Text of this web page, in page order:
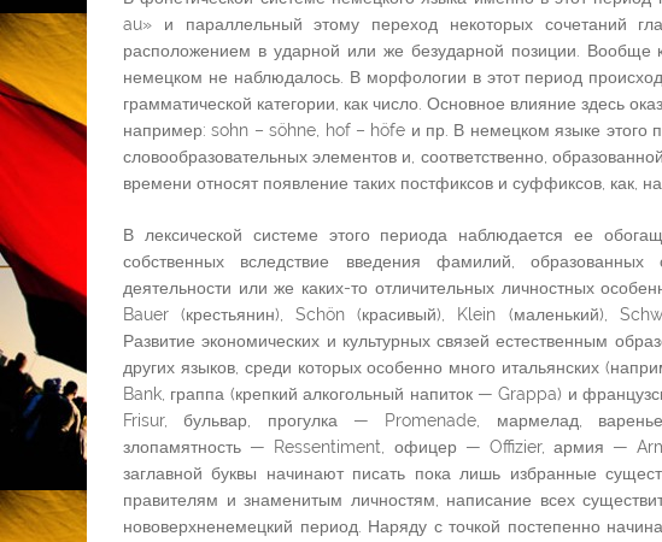
au» и параллельный этому переход некоторых сочетаний
расположением в ударной или же безударной позиции.
немецком не наблюдалось. В морфологии в этот период
грамматической категории, как число. Основное влияние здесь
например: sohn – söhne, hof – höfe и пр. В немецком языке этого
словообразовательных элементов и, соответственно,
времени относят появление таких постфиксов и суффиксов, как,
В лексической системе этого периода наблюдается ее
собственных вследствие введения фамилий,
деятельности или же каких-то отличительных личностных
Bauer (крестьянин), Schön (красивый), Klein (маленький),
Развитие экономических и культурных связей естественным
других языков, среди которых особенно много итальянских
Bank, граппа (крепкий алкогольный напиток — Grappa) и
Frisur, бульвар, прогулка — Promenade, мармелад,
злопамятность — Ressentiment, офицер — Offizier, армия —
заглавной буквы начинают писать пока лишь избранные
правителям и знаменитым личностям, написание всех
нововерхненемецкий период. Наряду с точкой постепенно